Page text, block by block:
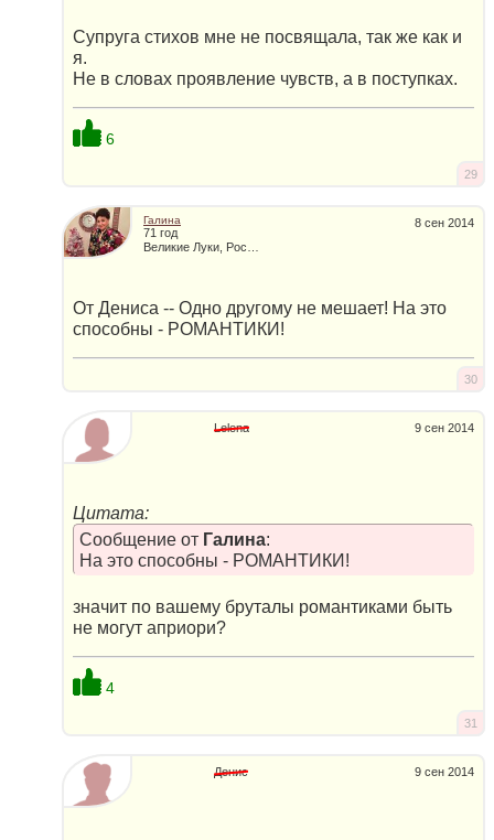
Супруга стихов мне не посвящала, так же как и
я.
Не в словах проявление чувств, а в поступках.
6
29
8 сен 2014
Галина
71 год
От Дениса -- Одно другому не мешает! На это
способны - РОМАНТИКИ!
30
9 сен 2014
Lelena
Цитата:
Сообщение от Галина:
На это способны - РОМАНТИКИ!
значит по вашему бруталы романтиками быть
не могут априори?
4
31
9 сен 2014
Денис